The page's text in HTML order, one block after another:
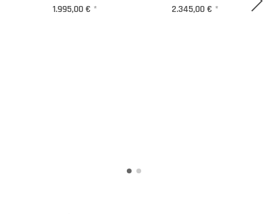
1.995,00 € * 2.345,00 € *